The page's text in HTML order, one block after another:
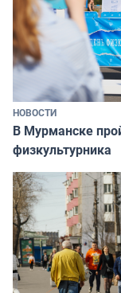
НОВОСТИ
В Мурманске
физкультурника